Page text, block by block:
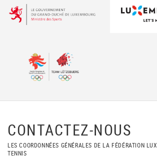
CONTACTEZ-NOUS
LES COORDONNÉES GÉNÉRALES DE LA FÉDÉRATION
TENNIS